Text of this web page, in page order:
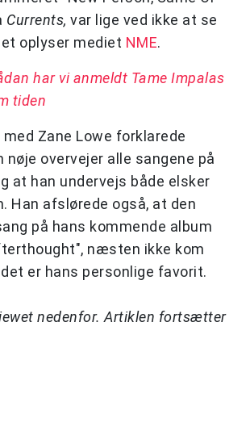
Currents, var lige ved ikke at se
oplyser mediet NME.
har vi anmeldt Tame Impalas
tiden
Zane Lowe forklarede
nøje overvejer alle sangene på
at han undervejs både elsker
Han afslørede også, at den
på hans kommende album
næsten ikke kom
er hans personlige favorit.
nedenfor. Artiklen fortsætter